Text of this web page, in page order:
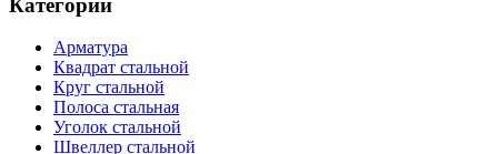
Арматура
Квадрат стальной
Круг стальной
Полоса стальная
Уголок стальной
Швеллер стальной